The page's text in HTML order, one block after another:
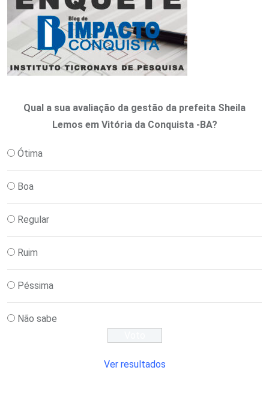
Qual a sua avaliação da gestão da prefeita Sheila
Lemos em Vitória da Conquista -BA?
Ótima
Boa
Regular
Ruim
Péssima
Não sabe
Ver resultados